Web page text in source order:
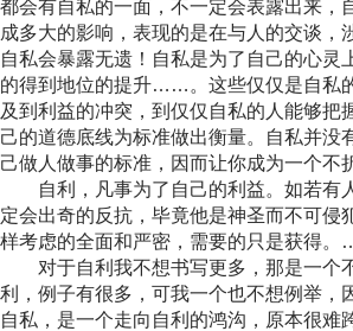
都会有自私的一面，不一定会表露出来，
成多大的影响，表现的是在与人的交谈，
自私会暴露无遗！自私是为了自己的心灵
的得到地位的提升……。这些仅仅是自私
及到利益的冲突，到仅仅自私的人能够把
己的道德底线为标准做出衡量。自私并没
己做人做事的标准，因而让你成为一个不
自利，凡事为了自己的利益。如若有
定会出奇的反抗，毕竟他是神圣而不可侵
样考虑的全面和严密，需要的只是获得
对于自利我不想书写更多，那是一个
利，例子有很多，可我一个也不想例举，
自私，是一个走向自利的鸿沟，原本很难